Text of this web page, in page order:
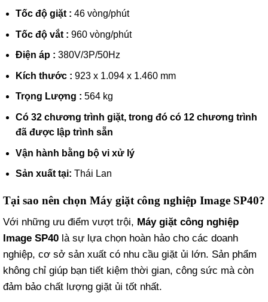
Tốc độ giặt : 46 vòng/phút
Tốc độ vắt : 960 vòng/phút
Điện áp : 380V/3P/50Hz
Kích thước : 923 x 1.094 x 1.460 mm
Trọng Lượng : 564 kg
Có 32 chương trình giặt, trong đó có 12 chương trình
đã được lập trình sẵn
Vận hành bằng bộ vi xử lý
Sản xuất tại: Thái Lan
Tại sao nên chọn Máy giặt công nghiệp Image SP40?
Với những ưu điểm vượt trội, Máy giặt công nghiệp
Image SP40 là sự lựa chọn hoàn hảo cho các doanh
nghiệp, cơ sở sản xuất có nhu cầu giặt ủi lớn. Sản phẩm
không chỉ giúp bạn tiết kiệm thời gian, công sức mà còn
đảm bảo chất lượng giặt ủi tốt nhất.